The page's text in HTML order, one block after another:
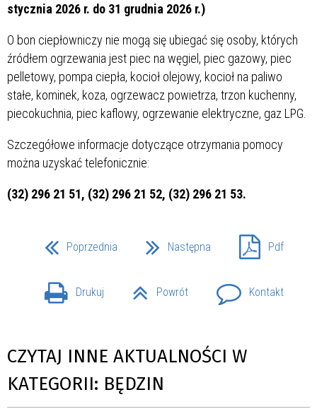
stycznia 2026 r. do 31 grudnia 2026 r.)
O bon ciepłowniczy nie mogą się ubiegać się osoby, których
źródłem ogrzewania jest piec na węgiel, piec gazowy, piec
pelletowy, pompa ciepła, kocioł olejowy, kocioł na paliwo
stałe, kominek, koza, ogrzewacz powietrza, trzon kuchenny,
piecokuchnia, piec kaflowy, ogrzewanie elektryczne, gaz LPG.
Szczegółowe informacje dotyczące otrzymania pomocy
można uzyskać telefonicznie:
(32) 296 21 51, (32) 296 21 52, (32) 296 21 53.
Poprzednia Następna Pdf
Drukuj Powrót Kontakt
CZYTAJ INNE AKTUALNOŚCI W
KATEGORII: BĘDZIN